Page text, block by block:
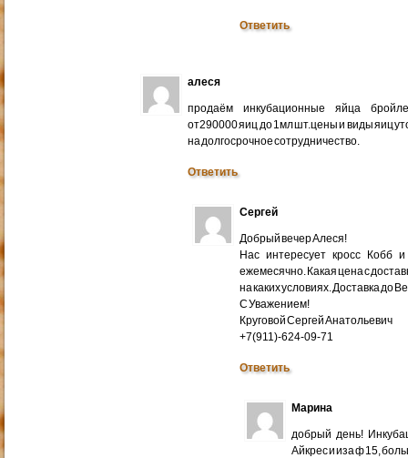
Ответить
алеся
продаём инкубационные яйца
от290000 яиц до 1мл шт.цены и виды яиц
на долгосрочное сотрудничество.
Ответить
Сергей
Добрый вечер Алеся!
Нас интересует кросс Кобб
ежемесячно. Какая цена с
на каких условиях. Доставка до
С Уважением!
Круговой Сергей Анатольевич
+7(911)-624-09-71
Ответить
Марина
добрый день!
Айкрес и иза ф 15,